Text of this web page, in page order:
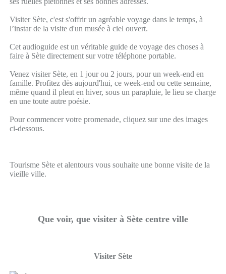
Visiter Sète, c'est s'offrir un agréable voyage dans le temps, à
l’instar de la visite d'un musée à ciel ouvert.
Cet audioguide est un véritable guide de voyage des choses à
faire à Sète directement sur votre téléphone portable.
Venez visiter Sète, en 1 jour ou 2 jours, pour un week-end en
famille. Profitez dès aujourd'hui, ce week-end ou cette semaine,
même quand il pleut en hiver, sous un parapluie, le lieu se charge
en une toute autre poésie.
Pour commencer votre promenade, cliquez sur une des images
ci-dessous.
Tourisme Sète et alentours vous souhaite une bonne visite de la
vieille ville.
Que voir, que visiter à Sète centre ville
Visiter Sète